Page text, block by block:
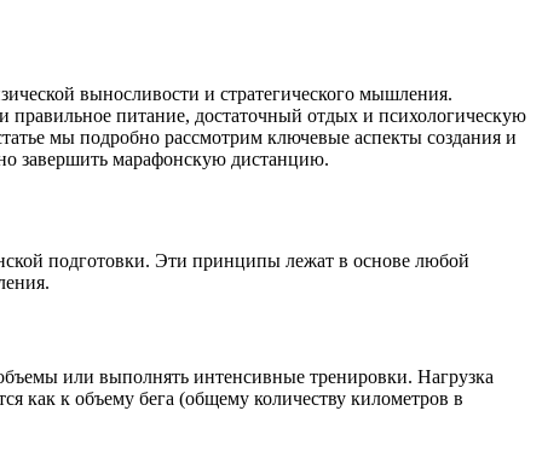
выносливости и стратегического мышления.
правильное питание, достаточный отдых и психологическую
мы подробно рассмотрим ключевые аспекты создания и
завершить марафонскую дистанцию.
подготовки. Эти принципы лежат в основе любой
или выполнять интенсивные тренировки. Нагрузка
как к объему бега (общему количеству километров в